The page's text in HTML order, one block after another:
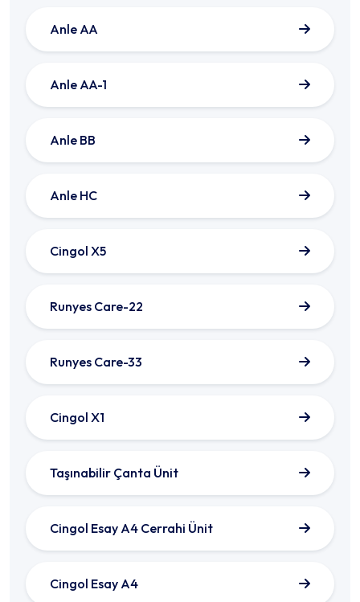
Anle AA
Anle AA-1
Anle BB
Anle HC
Cingol X5
Runyes Care-22
Runyes Care-33
Cingol X1
Taşınabilir Çanta Ünit
Cingol Esay A4 Cerrahi Ünit
Cingol Esay A4